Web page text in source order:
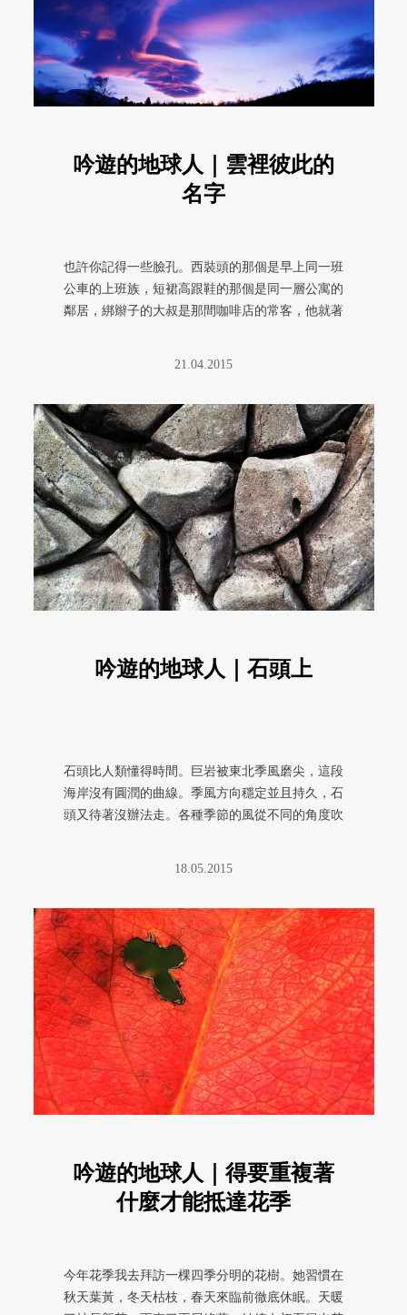
吟遊的地球人｜雲裡彼此的
名字
也許你記得一些臉孔。西裝頭的那個是早上同一班
公車的上班族，短裙高跟鞋的那個是同一層公寓的
鄰居，綁辮子的大叔是那間咖啡店的常客，他就著
21.04.2015
吟遊的地球人｜石頭上
石頭比人類懂得時間。巨岩被東北季風磨尖，這段
海岸沒有圓潤的曲線。季風方向穩定並且持久，石
頭又待著沒辦法走。各種季節的風從不同的角度吹
18.05.2015
吟遊的地球人｜得要重複著
什麼才能抵達花季
今年花季我去拜訪一棵四季分明的花樹。她習慣在
秋天葉黃，冬天枯枝，春天來臨前徹底休眠。天暖